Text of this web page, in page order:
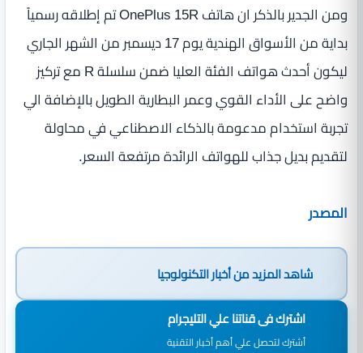
ومن الجدير بالذكر ان هاتف OnePlus 15R تم إطلاقه رسمياً
بداية من الأسواق الهندية يوم 17 ديسمبر من الشهر الجاري
ليكون أحدث هواتف الفئة العليا ضمن سلسلة R مع تركيز
واضح على الأداء القوي وعمر البطارية الطويل بالإضافة الي
تجربة استخدام مدعومة بالذكاء الاصطناعي في محاولة
لتقديم بديل جذاب للهواتف الرائدة مرتفعة السعر.
المصدر
شاهد المزيد منأخبار التكنولوجيا
اشترك فى قناتنا علي التليجرام
أشترك لتحصل علي أهم أخبار التقنية